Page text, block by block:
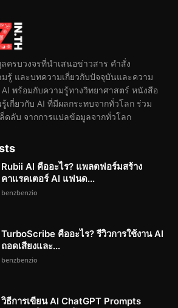
รบวงจรที่นำเสนอข่าวสาร คำสั่ง
มรู้ และบทความเกี่ยวกับปัจจุบันและความ
พร้อมกับความรู้ทางวิทยาศาสตร์ หนังสือ
เกี่ยวกับ AI ที่มีผลกระทบจากทั่วโลก ร่วม
ดลับ จากการแปลข้อมูลจากทั่วโลก
Rubii AI คืออะไร? แพลตฟอร์มสร้าง
คาแรคเตอร์ AI แฟนด...
benzbenzio
TurboScribe คืออะไร? รีวิวการใช้งาน AI
ถอดเสียงและ...
benzbenzio
วิธีการเขียน AI ChatGPT Prompts